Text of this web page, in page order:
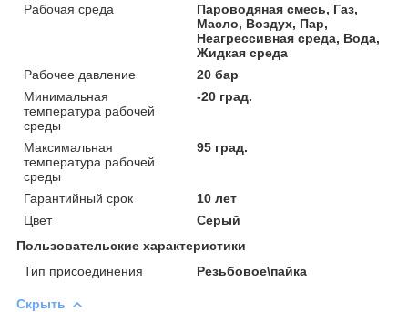
Рабочая среда
Пароводяная смесь, Газ,
Масло, Воздух, Пар,
Неагрессивная среда, Вода,
Жидкая среда
Рабочее давление
20 бар
Минимальная
температура рабочей
среды
-20 град.
Максимальная
температура рабочей
среды
95 град.
Гарантийный срок
10 лет
Цвет
Серый
Пользовательские характеристики
Тип присоединения
Резьбовое\пайка
Скрыть